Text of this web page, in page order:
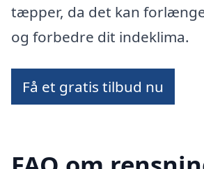
tæpper, da det kan
og forbedre dit indeklima.
Få et gratis tilbud nu